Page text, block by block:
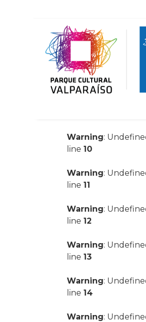
Warning:
line 10
Warning:
line 11
Warning:
line 12
Warning:
line 13
Warning:
line 14
Warning: